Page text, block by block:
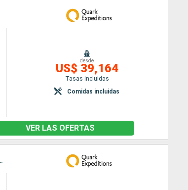
desde
US$ 39,164
Tasas incluidas
Comidas incluidas
VER LAS OFERTAS
del Sur, Paso de Drake, Buenos Aires